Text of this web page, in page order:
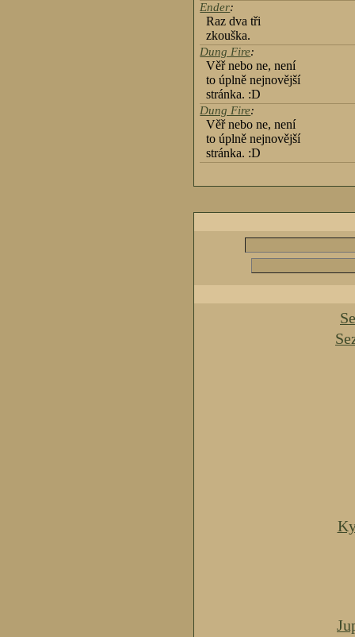
Ender:
Raz dva tři
zkouška.
Dung Fire:
Věř nebo ne, není
to úplně nejnovější
stránka. :D
Dung Fire:
Věř nebo ne, není
to úplně nejnovější
stránka. :D